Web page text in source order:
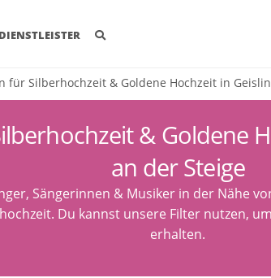
für Silberhochzeit & Goldene Hochzeit in
& Goldene
an der Steige
Sängerinnen & Musiker in der Nähe
Du kannst unsere Filter nutzen,
erhalten.